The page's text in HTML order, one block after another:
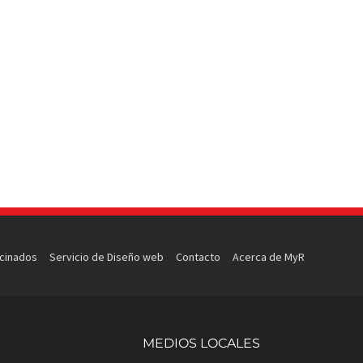
Servicio de Diseño web Contacto Acerca de MyR
MEDIOS LOCALES